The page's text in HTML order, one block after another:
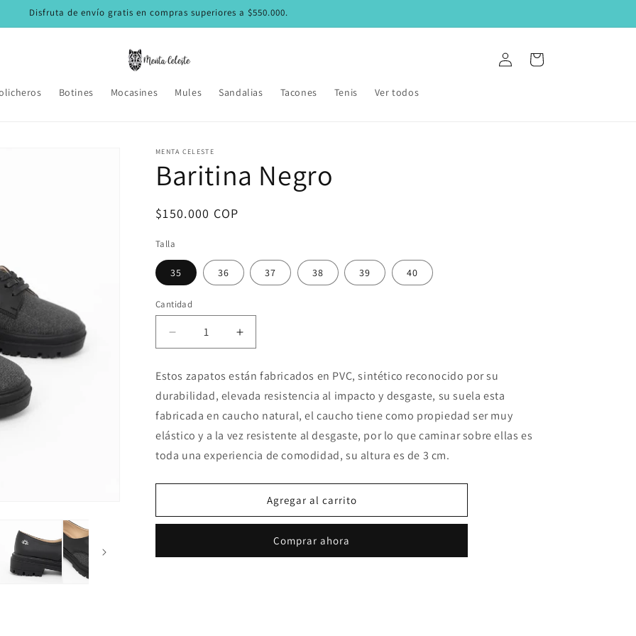
Disfruta de envío gratis en compras superiores a $550.000.
Botines Mocasines Mules Sandalias Tacones Tenis Ver todos
Iniciar
sesión
Carrito
MENTA CELESTE
Baritina Negro
Precio
$150.000 COP
Talla
35 36 37 38 39 40
Cantidad
Reducir
cantidad
Baritina
Negro
Aumentar
cantidad
para
Baritina
Negro
Estos zapatos están fabricados en PVC, sintético reconocido por su
durabilidad, elevada resistencia al impacto y desgaste, su suela esta
fabricada en caucho natural, el caucho tiene como propiedad ser muy
elástico y a la vez resistente al desgaste, por lo que caminar sobre ellas es
toda una experiencia de comodidad, su altura es de 3 cm.
Agregar al carrito
Comprar ahora